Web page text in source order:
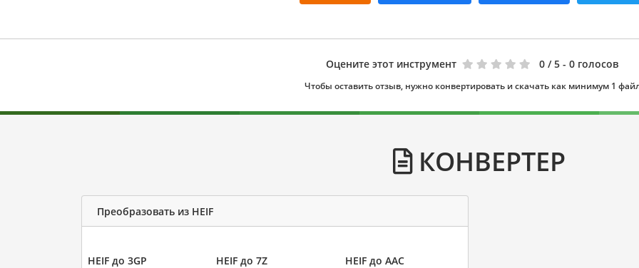
Оцените этот инструмент 0 / 5 - 0 голосов
Чтобы оставить отзыв, нужно конвертировать и скачать как минимум 1
КОНВЕРТЕР
Преобразовать из HEIF
HEIF до 3GP HEIF до 7Z HEIF до AAC